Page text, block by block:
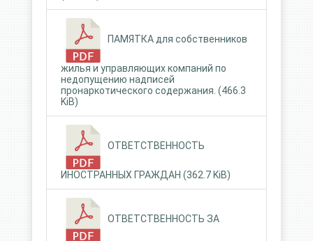
ПАМЯТКА для собственников
жилья и управляющих компаний по
недопущению надписей
пронаркотического содержания. (466.3
KiB)
ОТВЕТСТВЕННОСТЬ
ИНОСТРАННЫХ ГРАЖДАН (362.7 KiB)
ОТВЕТСТВЕННОСТЬ ЗА